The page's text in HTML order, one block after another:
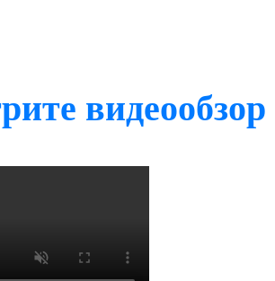
видеообзор